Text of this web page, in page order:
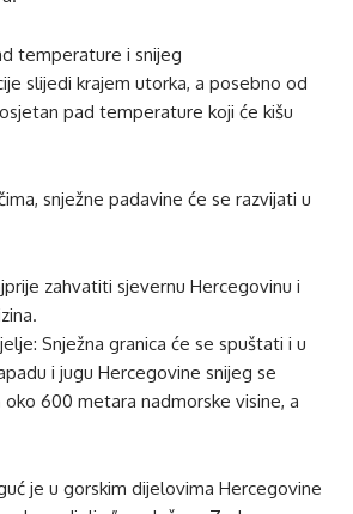
temperature i snijeg
slijedi krajem utorka, a posebno od
pad temperature koji će kišu
snježne padavine će se razvijati u
zahvatiti sjevernu Hercegovinu i
Snježna granica će se spuštati i u
i jugu Hercegovine snijeg se
oko 600 metara nadmorske visine, a
je u gorskim dijelovima Hercegovine